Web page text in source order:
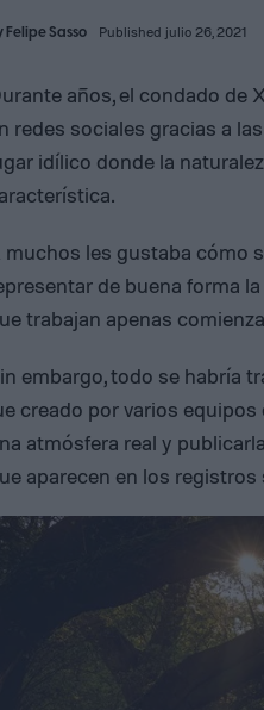
Felipe Sasso Published julio 26, 2021
años, el condado de
redes sociales gracias a
idílico donde la
muchos les gustaba cómo
de buena forma
trabajan apenas
embargo, todo se habría
creado por varios
atmósfera real y
aparecen en los